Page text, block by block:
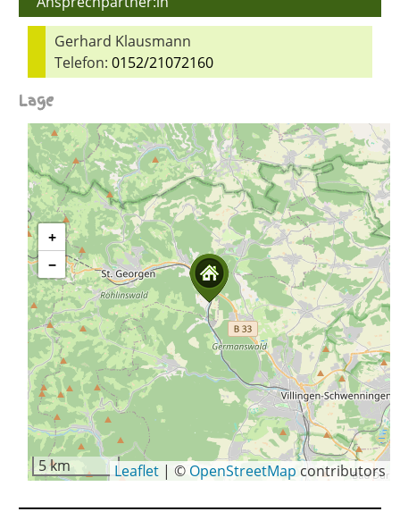
Gerhard Klausmann
Telefon:0152/21072160
Lage
+
−
5 km Leaflet | © OpenStreetMap contributors